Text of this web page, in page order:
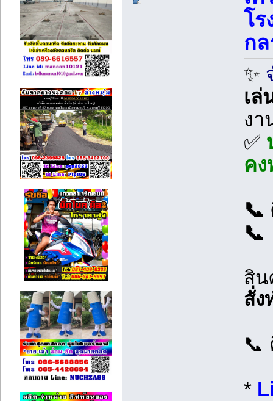
โร
กล
✨
เล่
งา
✅
ค
📞
📞
สิน
สั่ง
📞
*